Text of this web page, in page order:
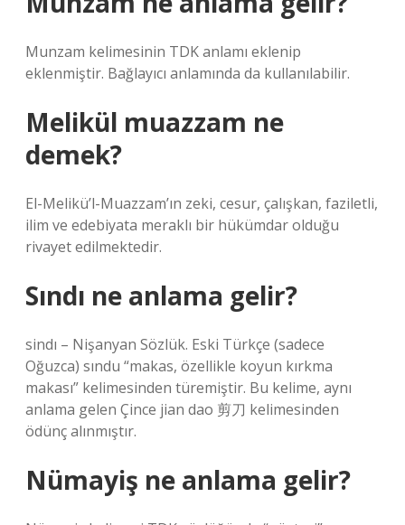
Munzam kelimesinin TDK anlamı eklenip
eklenmiştir. Bağlayıcı anlamında da kullanılabilir.
Melikül muazzam ne
demek?
El-Melikü’l-Muazzam’ın zeki, cesur, çalışkan, faziletli,
ilim ve edebiyata meraklı bir hükümdar olduğu
rivayet edilmektedir.
Sındı ne anlama gelir?
sindı – Nişanyan Sözlük. Eski Türkçe (sadece
Oğuzca) sındu “makas, özellikle koyun kırkma
makası” kelimesinden türemiştir. Bu kelime, aynı
anlama gelen Çince jian dao 剪刀 kelimesinden
ödünç alınmıştır.
Nümayiş ne anlama gelir?